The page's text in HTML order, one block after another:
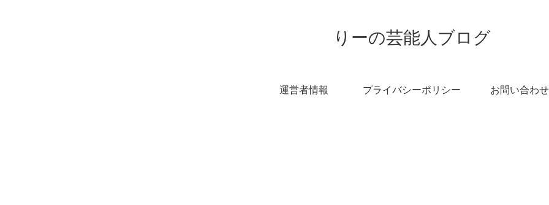
りーの芸能人ブログ
運営者情報 プライバシーポリシー お問い合わせ